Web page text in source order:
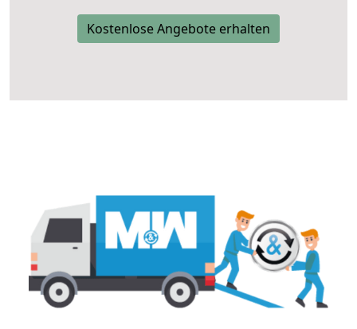
Kostenlose Angebote erhalten